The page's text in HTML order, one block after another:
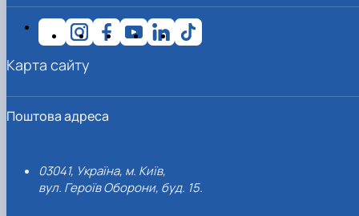
Поштова адреса
03041, Україна, м. Київ,
вул. Героїв Оборони, буд. 15.
Карта сайту